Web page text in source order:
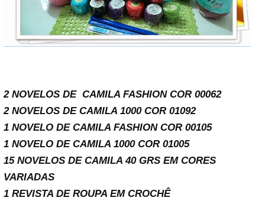
2 NOVELOS DE CAMILA FASHION COR 00062
2 NOVELOS DE CAMILA 1000 COR 01092
1 NOVELO DE CAMILA FASHION COR 00105
1 NOVELO DE CAMILA 1000 COR 01005
15 NOVELOS DE CAMILA 40 GRS EM CORES
VARIADAS
1 REVISTA DE ROUPA EM CROCHÊ